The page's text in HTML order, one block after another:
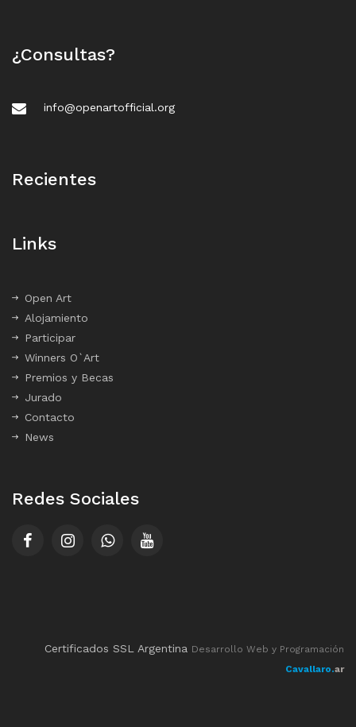
¿Consultas?
info@openartofficial.org
Recientes
Links
Open Art
Alojamiento
Participar
Winners O`Art
Premios y Becas
Jurado
Contacto
News
Redes Sociales
Certificados SSL Argentina Desarrollo Web y Programación
Cavallaro.ar